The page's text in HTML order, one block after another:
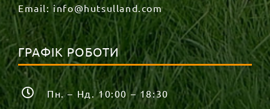
Email:info@hutsulland.com
ГРАФІК РОБОТИ
Пн. – Нд. 10:00 – 18:30